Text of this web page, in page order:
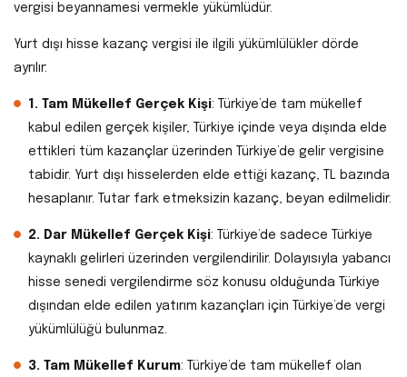
vergisi beyannamesi vermekle yükümlüdür.
Yurt dışı hisse kazanç vergisi ile ilgili yükümlülükler dörde
ayrılır:
1. Tam Mükellef Gerçek Kişi: Türkiye’de tam mükellef
kabul edilen gerçek kişiler, Türkiye içinde veya dışında elde
ettikleri tüm kazançlar üzerinden Türkiye’de gelir vergisine
tabidir. Yurt dışı hisselerden elde ettiği kazanç, TL bazında
hesaplanır. Tutar fark etmeksizin kazanç, beyan edilmelidir.
2. Dar Mükellef Gerçek Kişi: Türkiye’de sadece Türkiye
kaynaklı gelirleri üzerinden vergilendirilir. Dolayısıyla yabancı
hisse senedi vergilendirme söz konusu olduğunda Türkiye
dışından elde edilen yatırım kazançları için Türkiye’de vergi
yükümlülüğü bulunmaz.
3. Tam Mükellef Kurum: Türkiye’de tam mükellef olan